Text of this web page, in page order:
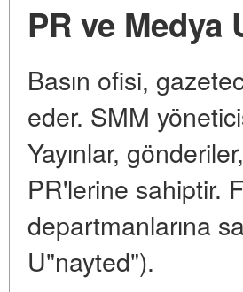
PR ve Medya
Basın ofisi,
eder. SMM
Yayınlar,
PR'lerine sahiptir.
departmanlarına
U"nayted").